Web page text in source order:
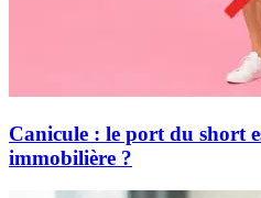
Canicule : le port du short
immobilière ?